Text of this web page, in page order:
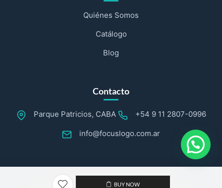
BUY NOW
Quiénes Somos
Catálogo
Blog
Contacto
Parque Patricios, CABA +54 9 11 2807-0996
info@focuslogo.com.ar
Sitio web desarrollado por